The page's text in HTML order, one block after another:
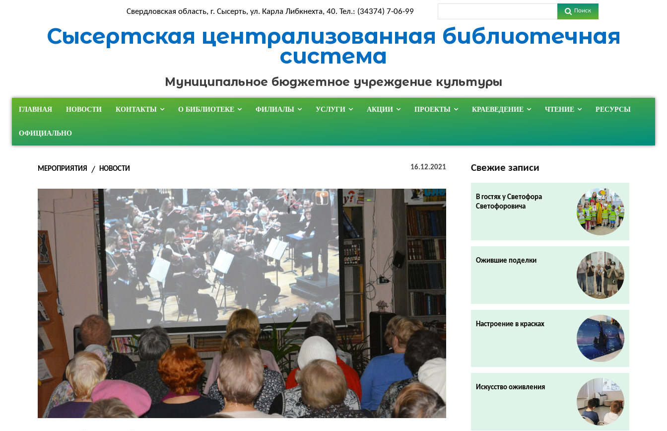
Свердловская область, г. Сысерть, ул. Карла Либкнехта, 40. Тел.: (34374) 7-06-99 Поиск
Сысертская централизованная библиотечная
система
Муниципальное бюджетное учреждение культуры
ГЛАВНАЯ НОВОСТИ КОНТАКТЫ О БИБЛИОТЕКЕ ФИЛИАЛЫ УСЛУГИ АКЦИИ ПРОЕКТЫ КРАЕВЕДЕНИЕ ЧТЕНИЕ РЕСУРСЫ
ОФИЦИАЛЬНО
МЕРОПРИЯТИЯ НОВОСТИ 16.12.2021 Свежие записи
В гостях у Светофора
Светофоровича
Ожившие поделки
Настроение в красках
Искусство оживления